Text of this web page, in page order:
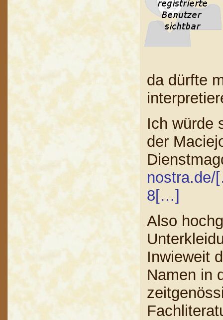
da dürfte
Ich würde
der
nostra.de/
8[…]
Also
Inwieweit
Namen in